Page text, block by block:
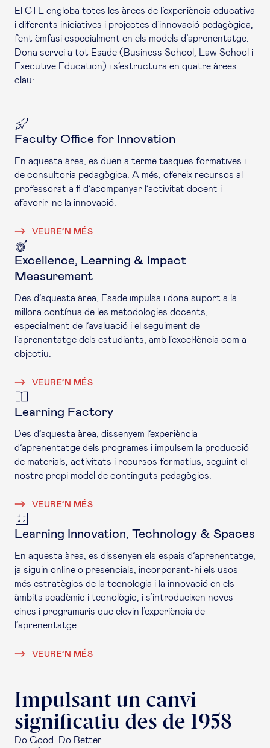
El CTL engloba totes les àrees de l’experiència educativa
i diferents iniciatives i projectes d’innovació pedagògica,
fent èmfasi especialment en els models d’aprenentatge.
Dona servei a tot Esade (Business School, Law School i
Executive Education) i s’estructura en quatre àrees
clau:
Faculty Office for Innovation
En aquesta àrea, es duen a terme tasques formatives i
de consultoria pedagògica. A més, ofereix recursos al
professorat a fi d’acompanyar l’activitat docent i
afavorir-ne la innovació.
VEURE’N MÉS
Excellence, Learning & Impact
Measurement
Des d’aquesta àrea, Esade impulsa i dona suport a la
millora contínua de les metodologies docents,
especialment de l’avaluació i el seguiment de
l’aprenentatge dels estudiants, amb l’excel·lència com a
objectiu.
VEURE’N MÉS
Learning Factory
Des d’aquesta àrea, dissenyem l’experiència
d’aprenentatge dels programes i impulsem la producció
de materials, activitats i recursos formatius, seguint el
nostre propi model de continguts pedagògics.
VEURE’N MÉS
Learning Innovation, Technology & Spaces
En aquesta àrea, es dissenyen els espais d’aprenentatge,
ja siguin online o presencials, incorporant-hi els usos
més estratègics de la tecnologia i la innovació en els
àmbits acadèmic i tecnològic, i s’introdueixen noves
eines i programaris que elevin l’experiència de
l’aprenentatge.
VEURE’N MÉS
Impulsant un canvi
significatiu des de 1958
Do Good. Do Better.